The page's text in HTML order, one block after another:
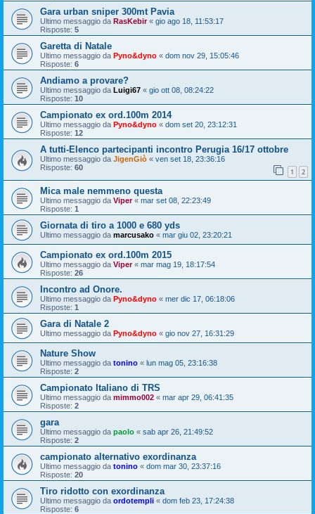
Gara urban sniper 300mt Pavia
Ultimo messaggio da RasKebir« gio ago 18, 11:53:17
Risposte: 5
Garetta di Natale
Ultimo messaggio da Pyno&dyno « dom nov 29, 15:05:46
Risposte: 6
Andiamo a provare?
Ultimo messaggio da Luigi67 « gio ott 08, 08:24:22
Risposte: 10
Campionato ex ord.100m 2014
Ultimo messaggio da Pyno&dyno « dom set 20, 23:12:31
Risposte: 12
A tutti-Elenco partecipanti incontro Perugia 16/17 ottobre
Ultimo messaggio da JigenGiò « ven set 18, 23:36:16
Risposte: 60 1 2
Mica male nemmeno questa
Ultimo messaggio da Viper« mar set 08, 22:23:49
Risposte: 1
Giornata di tiro a 1000 e 680 yds
Ultimo messaggio da marcusako « mar giu 02, 23:20:21
Campionato ex ord.100m 2015
Ultimo messaggio da Viper« mar mag 19, 18:17:54
Risposte: 26
Incontro ad Onore.
Ultimo messaggio da Pyno&dyno « mer dic 17, 06:18:06
Risposte: 1
Gara di Natale 2
Ultimo messaggio da Pyno&dyno « gio nov 27, 16:31:29
Nature Show
Ultimo messaggio da tonino « lun mag 05, 23:16:38
Risposte: 2
Campionato Italiano di TRS
Ultimo messaggio da mimmo002 « mar apr 29, 06:41:35
Risposte: 2
gara
Ultimo messaggio da paolo « sab apr 26, 21:49:52
Risposte: 2
campionato alternativo exordinanza
Ultimo messaggio da tonino « dom mar 30, 23:37:16
Risposte: 20
Tiro ridotto con exordinanza
Ultimo messaggio da ordotempli « dom feb 23, 17:24:38
Risposte: 6